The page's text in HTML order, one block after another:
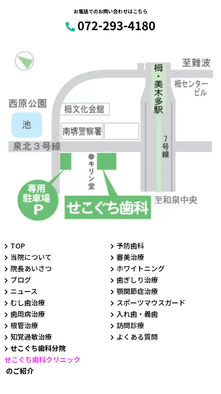
お電話でのお問い合わせはこちら
072-293-4180
TOP
予防歯科
当院について
審美治療
院長あいさつ
ホワイトニング
ブログ
歯ぎしり治療
ニュース
顎関節症治療
むし歯治療
スポーツマウスガード
歯周病治療
入れ歯・義歯
根管治療
訪問診療
知覚過敏治療
よくある質問
せこぐち歯科分院
せこぐち歯科クリニック
のご紹介